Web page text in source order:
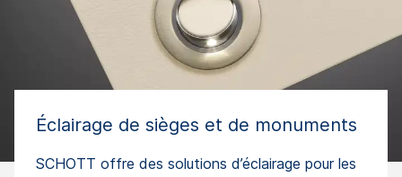
Éclairage de sièges et de monuments
SCHOTT offre des solutions d’éclairage pour les